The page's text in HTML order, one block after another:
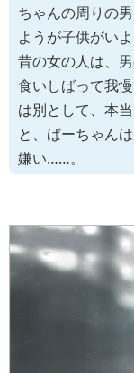
ちゃんの周りの
ようが子供がい
昔の女の人は、
食いしばって我
は別として、本
と、ばーちゃん
嫌い……。